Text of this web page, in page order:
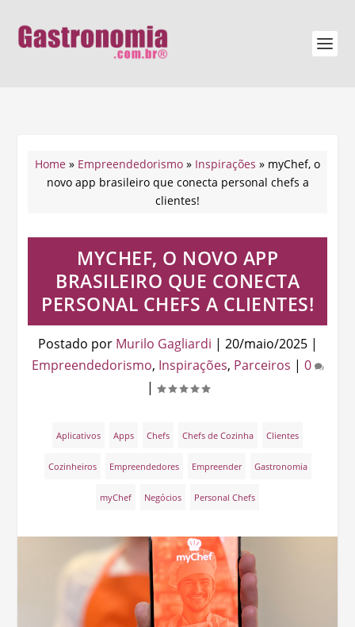
Home » Empreendedorismo » Inspirações » myChef, o
novo app brasileiro que conecta personal chefs a
clientes!
MYCHEF, O NOVO APP
BRASILEIRO QUE CONECTA
PERSONAL CHEFS A CLIENTES!
Postado por Murilo Gagliardi | 20/maio/2025|
Empreendedorismo, Inspirações, Parceiros | 0
|
Aplicativos Apps Chefs Chefs de Cozinha Clientes
Cozinheiros Empreendedores Empreender Gastronomia
myChef Negócios Personal Chefs